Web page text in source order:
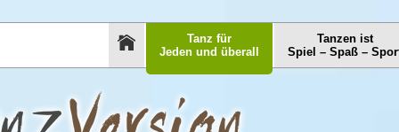
Tanz für
Jeden und überall
Tanzen ist
Spiel – Spaß –